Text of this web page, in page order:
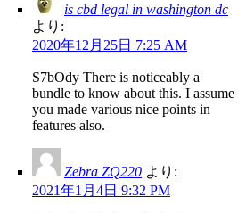
is cbd legal in washington dc
より:
2020年12月25日 7:25 AM
S7bOdy There is noticeably a
bundle to know about this. I assume
you made various nice points in
features also.
Zebra ZQ220 より:
2021年1月4日 9:32 PM